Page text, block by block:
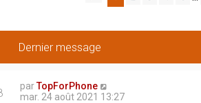
e
0
Dernier message
parTopForPhone
mar. 24 août 2021 13:27